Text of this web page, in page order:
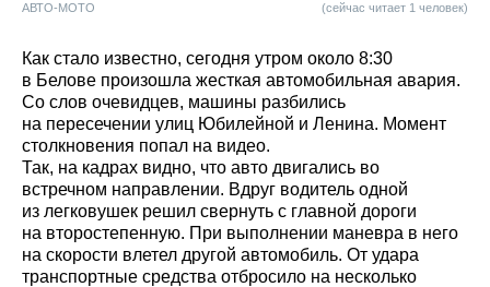
АВТО-МОТО
(сейчас читает 1 человек)
Как стало известно, сегодня утром около 8:30
в Белове произошла жесткая автомобильная авария.
Со слов очевидцев, машины разбились
на пересечении улиц Юбилейной и Ленина. Момент
столкновения попал на видео.
Так, на кадрах видно, что авто двигались во
встречном направлении. Вдруг водитель одной
из легковушек решил свернуть с главной дороги
на второстепенную. При выполнении маневра в него
на скорости влетел другой автомобиль. От удара
транспортные средства отбросило на несколько